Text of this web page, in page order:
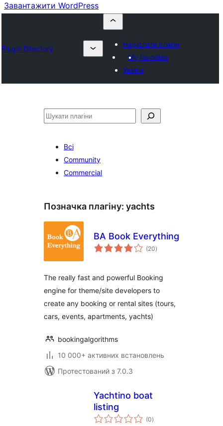
Завантажити WordPress
Plugin Directory
Надіслати плагін
My favorites
Увійти
Пошук
Всі
Community
Commercial
Позначка плагіну: yachts
BA Book Everything
(20загальний
рейтинг
)
The really fast and powerful Booking
engine for theme/site developers to
create any booking or rental sites (tours,
cars, events, apartments, yachts)
bookingalgorithms
10 000+ активних встановлень
Протестований з 7.0.3
Yachtino boat
listing
(0загальний
рейтинг
)